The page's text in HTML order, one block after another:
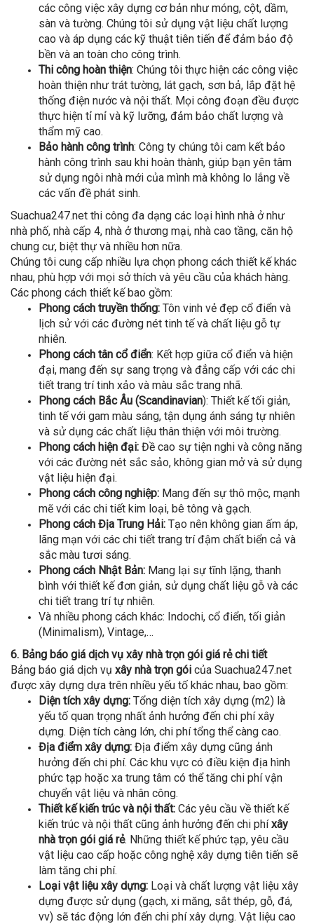
các công việc xây dựng cơ bản như móng, cột, dầm,
sàn và tường. Chúng tôi sử dụng vật liệu chất lượng
cao và áp dụng các kỹ thuật tiên tiến để đảm bảo độ
bền và an toàn cho công trình.
Thi công hoàn thiện: Chúng tôi thực hiện các công việc
hoàn thiện như trát tường, lát gạch, sơn bả, lắp đặt hệ
thống điện nước và nội thất. Mọi công đoạn đều được
thực hiện tỉ mỉ và kỹ lưỡng, đảm bảo chất lượng và
thẩm mỹ cao.
Bảo hành công trình: Công ty chúng tôi cam kết bảo
hành công trình sau khi hoàn thành, giúp bạn yên tâm
sử dụng ngôi nhà mới của mình mà không lo lắng về
các vấn đề phát sinh.
Suachua247.net thi công đa dạng các loại hình nhà ở như
nhà phố, nhà cấp 4, nhà ở thương mại, nhà cao tầng, căn hộ
chung cư, biệt thự và nhiều hơn nữa.
Chúng tôi cung cấp nhiều lựa chọn phong cách thiết kế khác
nhau, phù hợp với mọi sở thích và yêu cầu của khách hàng.
Các phong cách thiết kế bao gồm:
Phong cách truyền thống: Tôn vinh vẻ đẹp cổ điển và
lịch sử với các đường nét tinh tế và chất liệu gỗ tự
nhiên.
Phong cách tân cổ điển: Kết hợp giữa cổ điển và hiện
đại, mang đến sự sang trọng và đẳng cấp với các chi
tiết trang trí tinh xảo và màu sắc trang nhã.
Phong cách Bắc Âu (Scandinavian): Thiết kế tối giản,
tinh tế với gam màu sáng, tận dụng ánh sáng tự nhiên
và sử dụng các chất liệu thân thiện với môi trường.
Phong cách hiện đại: Đề cao sự tiện nghi và công năng
với các đường nét sắc sảo, không gian mở và sử dụng
vật liệu hiện đại.
Phong cách công nghiệp: Mang đến sự thô mộc, mạnh
mẽ với các chi tiết kim loại, bê tông và gạch.
Phong cách Địa Trung Hải: Tạo nên không gian ấm áp,
lãng mạn với các chi tiết trang trí đậm chất biển cả và
sắc màu tươi sáng.
Phong cách Nhật Bản: Mang lại sự tĩnh lặng, thanh
bình với thiết kế đơn giản, sử dụng chất liệu gỗ và các
chi tiết trang trí tự nhiên.
Và nhiều phong cách khác: Indochi, cổ điển, tối giản
(Minimalism), Vintage,…
6. Bảng báo giá dịch vụ xây nhà trọn gói giá rẻ chi tiết
Bảng báo giá dịch vụ xây nhà trọn gói của Suachua247.net
được xây dựng dựa trên nhiều yếu tố khác nhau, bao gồm:
Diện tích xây dựng: Tổng diện tích xây dựng (m2) là
yếu tố quan trọng nhất ảnh hưởng đến chi phí xây
dựng. Diện tích càng lớn, chi phí tổng thể càng cao.
Địa điểm xây dựng: Địa điểm xây dựng cũng ảnh
hưởng đến chi phí. Các khu vực có điều kiện địa hình
phức tạp hoặc xa trung tâm có thể tăng chi phí vận
chuyển vật liệu và nhân công.
Thiết kế kiến trúc và nội thất: Các yêu cầu về thiết kế
kiến trúc và nội thất cũng ảnh hưởng đến chi phíxây
nhà trọn gói giá rẻ. Những thiết kế phức tạp, yêu cầu
vật liệu cao cấp hoặc công nghệ xây dựng tiên tiến sẽ
làm tăng chi phí.
Loại vật liệu xây dựng: Loại và chất lượng vật liệu xây
dựng được sử dụng (gạch, xi măng, sắt thép, gỗ, đá,
vv) sẽ tác động lớn đến chi phí xây dựng. Vật liệu cao